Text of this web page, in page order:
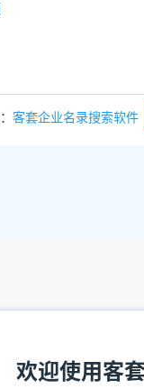
客套企业名录搜索软件
欢迎使用客